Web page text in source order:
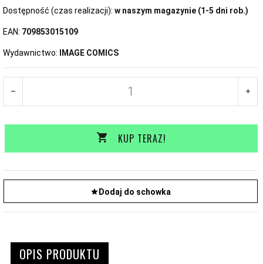
Dostępność (czas realizacji): w naszym magazynie (1-5 dni rob.)
EAN: 709853015109
Wydawnictwo: IMAGE COMICS
KUP TERAZ!
Dodaj do schowka
OPIS PRODUKTU